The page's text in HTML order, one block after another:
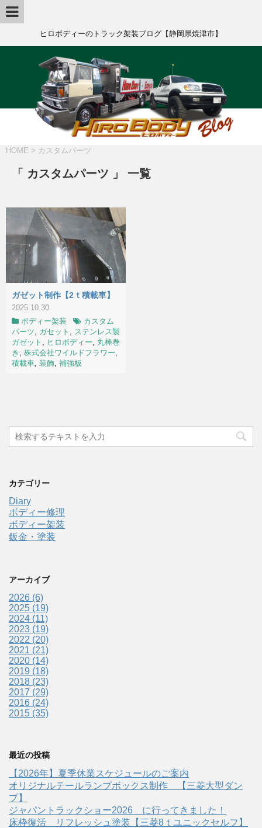
ヒロボディーのトラック架装ブログ【静岡県焼津市】
HOME > カスタムパーツ
「 カスタムパーツ 」 一覧
ガゼット制作【2ｔ積載車】
2025.10.30
ボディー架装
カスタム
パーツ
ガセット
ステンレス製
ガゼット
ヒロボディー
丸棒巻
き
株式会社ワイルドフラワー
積載車 装飾 補強板
カテゴリー
Diary
ボディー修理
ボディー架装
鈑金・塗装
アーカイブ
2026 (6)
2025 (19)
2024 (11)
2023 (19)
2022 (20)
2021 (21)
2020 (14)
2019 (18)
2018 (23)
2017 (29)
2016 (24)
2015 (35)
最近の投稿
【2026年】夏季休業スケジュールのご案内
オリジナルテールランプボックス制作 【三菱大型ダン
プ】
ジャパントラックショー2026 に行ってきました！
床枠復活 リフレッシュ塗装【三菱8ｔユニックセルフ】